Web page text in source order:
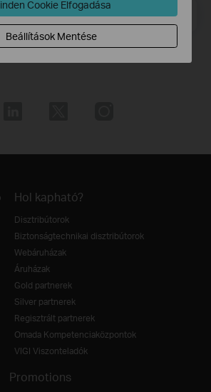
Feliratkozás
Hol kapható?
Disztribútorok
Biztonságtechnikai disztribútorok
Webáruházak
Áruházak
Gold partnerek
Silver partnerek
Regisztrált partnerek
Omada Kompetenciaközpontok
VIGI Viszonteladók
Promotions
Cookie Elfogadása
Beállítások Mentése